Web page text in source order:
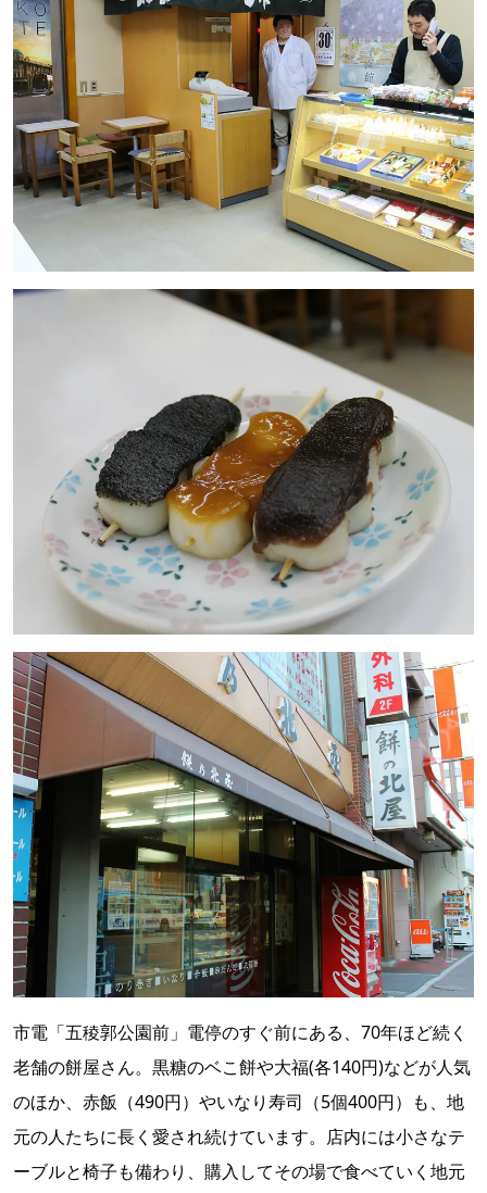
市電「五稜郭公園前」電停のすぐ前にある、70年ほど続く
老舗の餅屋さん。黒糖のベこ餅や大福(各140円)などが人気
のほか、赤飯（490円）やいなり寿司（5個400円）も、地
元の人たちに長く愛され続けています。店内には小さなテ
ーブルと椅子も備わり、購入してその場で食べていく地元